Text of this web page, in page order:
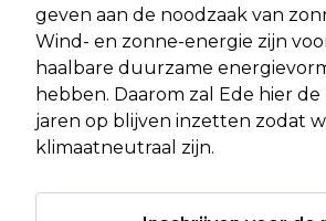
geven aan de noodzaak van
Wind- en zonne-energie zijn
haalbare duurzame
hebben. Daarom zal Ede hier
jaren op blijven inzetten zodat
klimaatneutraal zijn.